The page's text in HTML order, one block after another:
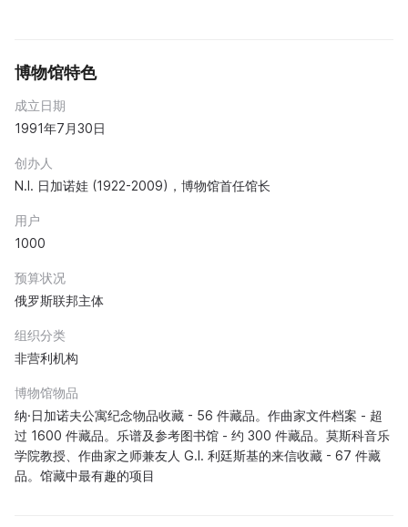
博物馆特色
成立日期
1991年7月30日
创办人
N.I. 日加诺娃 (1922-2009)，博物馆首任馆长
用户
1000
预算状况
俄罗斯联邦主体
组织分类
非营利机构
博物馆物品
纳·日加诺夫公寓纪念物品收藏 - 56 件藏品。作曲家文件档案 - 超
过 1600 件藏品。乐谱及参考图书馆 - 约 300 件藏品。莫斯科音乐
学院教授、作曲家之师兼友人 G.I. 利廷斯基的来信收藏 - 67 件藏
品。馆藏中最有趣的项目